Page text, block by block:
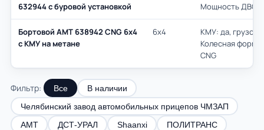
632944 с буровой установкой
Мощность ДВС
Бортовой AMT 638942 CNG 6х4
с КМУ на метане
6х4
КМУ: да,
Колесная
CNG
Фильтр: Все
В наличии
Челябинский завод автомобильных прицепов ЧМЗАП
АМТ
ДСТ-УРАЛ Shaanxi
ПОЛИТРАНС